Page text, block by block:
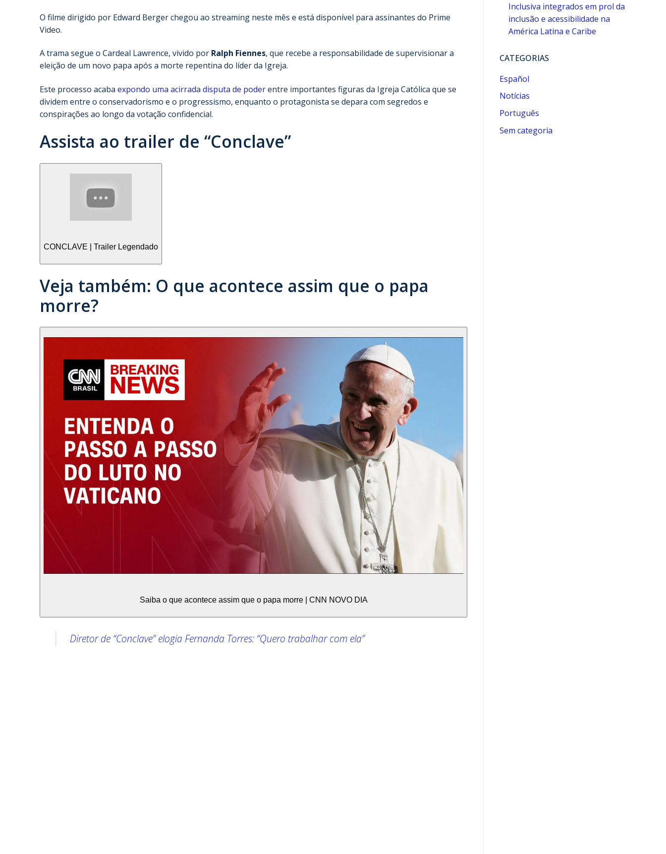
O filme dirigido por Edward Berger chegou ao streaming neste mês e está disponível para assinantes do Prime
Video.
A trama segue o Cardeal Lawrence, vivido por Ralph Fiennes, que recebe a responsabilidade de supervisionar a
eleição de um novo papa após a morte repentina do líder da Igreja.
Este processo acaba expondo uma acirrada disputa de poderentre importantes figuras da Igreja Católica que se
dividem entre o conservadorismo e o progressismo, enquanto o protagonista se depara com segredos e
conspirações ao longo da votação confidencial.
Assista ao trailer de “Conclave”
CONCLAVE | Trailer Legendado
Veja também: O que acontece assim que o papa
morre?
Saiba o que acontece assim que o papa morre | CNN NOVO DIA
Diretor de “Conclave” elogia Fernanda Torres: “Quero trabalhar com ela”
Inclusiva integrados em prol da
inclusão e acessibilidade na
América Latina e Caribe
CATEGORIAS
Español
Notícias
Português
Sem categoria